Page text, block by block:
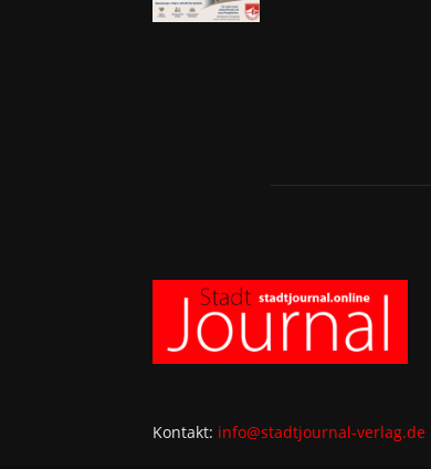
Kontakt: info@stadtjournal-verlag.de